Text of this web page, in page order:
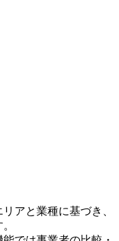
アと業種に基づき、